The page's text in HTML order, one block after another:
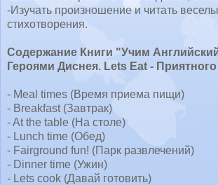
-Изучать произношение и читать
стихотворения.
Содержание Книги "Учим
Героями Диснея. Lets Eat -
- Meal times (Время приема пищи)
- Breakfast (Завтрак)
- At the table (На столе)
- Lunch time (Обед)
- Fairground fun! (Парк развлечений)
- Dinner time (Ужин)
- Lets cook (Давай готовить)